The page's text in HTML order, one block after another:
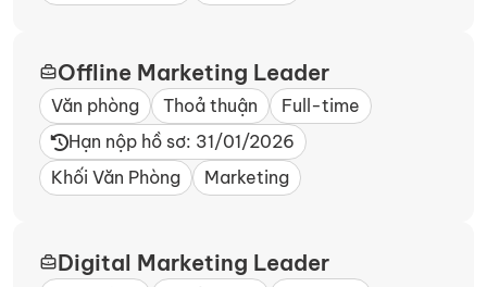
Offline Marketing Leader
Văn phòng Thoả thuận
Full-time
Hạn nộp hồ sơ: 31/01/2026
Khối Văn Phòng
Marketing
Digital Marketing Leader